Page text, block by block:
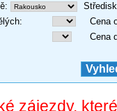
:
:
Cena
Cena
zájezdy,